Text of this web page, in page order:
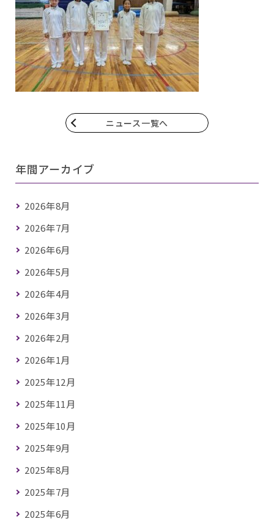
ニュース一覧へ
年間アーカイブ
2026年8月
2026年7月
2026年6月
2026年5月
2026年4月
2026年3月
2026年2月
2026年1月
2025年12月
2025年11月
2025年10月
2025年9月
2025年8月
2025年7月
2025年6月